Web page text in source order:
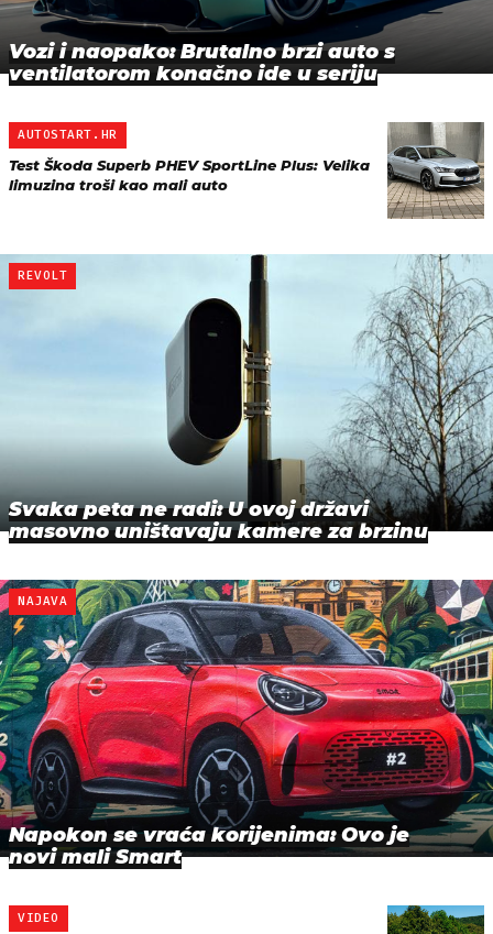
Vozi i naopako: Brutalno brzi auto s
ventilatorom konačno ide u seriju
AUTOSTART.HR
Test Škoda Superb PHEV SportLine Plus: Velika
limuzina troši kao mali auto
REVOLT
Svaka peta ne radi: U ovoj državi
masovno uništavaju kamere za brzinu
NAJAVA
Napokon se vraća korijenima: Ovo je
novi mali Smart
VIDEO